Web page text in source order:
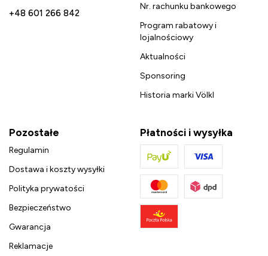
+48 601 266 842
Nr. rachunku bankowego
Program rabatowy i
lojalnościowy
Aktualności
Sponsoring
Historia marki Völkl
Pozostałe
Regulamin
Dostawa i koszty wysyłki
Polityka prywatości
Bezpieczeństwo
Gwarancja
Reklamacje
Płatności i wysyłka